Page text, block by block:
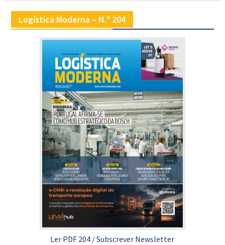
Logística Moderna – N.º 204
Ler PDF 204 /Subscrever Newsletter